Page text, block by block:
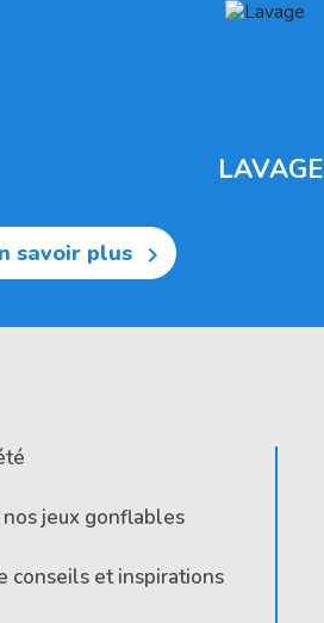
LAVAGE
savoir plus 
nos jeux gonflables
conseils et inspirations